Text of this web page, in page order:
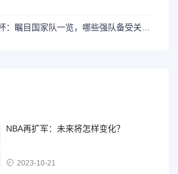
NBA再扩军：未来将怎样变化？
2023-10-21